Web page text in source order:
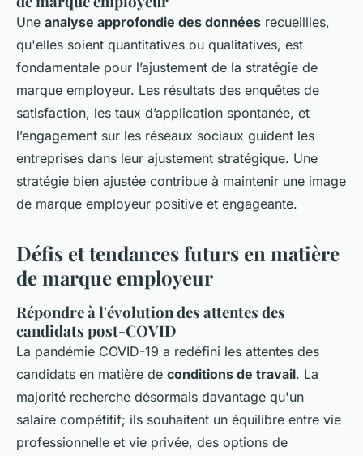
Une analyse approfondie des données recueillies,
qu'elles soient quantitatives ou qualitatives, est
fondamentale pour l’ajustement de la stratégie de
marque employeur. Les résultats des enquêtes de
satisfaction, les taux d’application spontanée, et
l’engagement sur les réseaux sociaux guident les
entreprises dans leur ajustement stratégique. Une
stratégie bien ajustée contribue à maintenir une image
de marque employeur positive et engageante.
Défis et tendances futurs en matière
de marque employeur
Répondre à l'évolution des attentes des
candidats post-COVID
La pandémie COVID-19 a redéfini les attentes des
candidats en matière de conditions de travail. La
majorité recherche désormais davantage qu'un
salaire compétitif; ils souhaitent un équilibre entre vie
professionnelle et vie privée, des options de